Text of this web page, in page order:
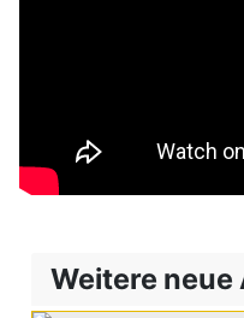
Weitere neue